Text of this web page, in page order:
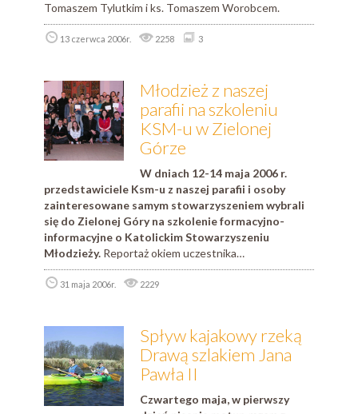
Tomaszem Tylutkim i ks. Tomaszem Worobcem.
13 czerwca 2006r. 2258 3
Młodzież z naszej
parafii na szkoleniu
KSM-u w Zielonej
Górze
W dniach 12-14 maja 2006 r.
przedstawiciele Ksm-u z naszej parafii i osoby
zainteresowane samym stowarzyszeniem wybrali
się do Zielonej Góry na szkolenie formacyjno-
informacyjne o Katolickim Stowarzyszeniu
Młodzieży. Reportaż okiem uczestnika…
31 maja 2006r. 2229
Spływ kajakowy rzeką
Drawą szlakiem Jana
Pawła II
Czwartego maja, w pierwszy